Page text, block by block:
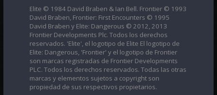
Elite © 1984 David Braben & Ian Bell. Frontier © 1993
David Braben, Frontier: First Encounters © 1995
David Braben y Elite: Dangerous © 2012, 2013
Frontier Developments Plc. Todos los derechos
reservados. 'Elite', el logotipo de Elite El logotipo de
Elite: Dangerous, 'Frontier' y el logotipo de Frontier
son marcas registradas de Frontier Developments
PLC. Todos los derechos reservados. Todas las otras
marcas y elementos sujetos a copyright son
propiedad de sus respectivos propietarios.